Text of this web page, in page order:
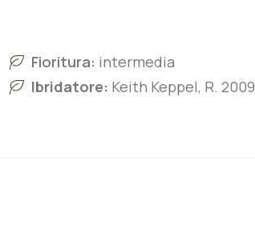
Fioritura: intermedia
Ibridatore: Keith Keppel, R. 2009